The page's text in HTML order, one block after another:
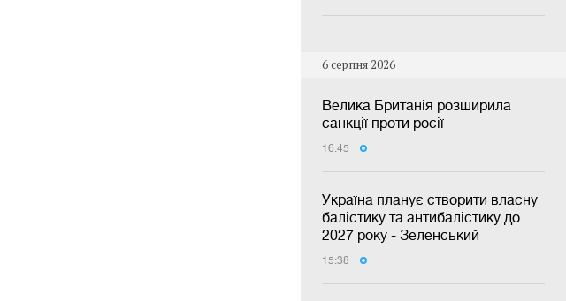
6 серпня 2026
Велика Британія розширила
санкції проти росії
16:45
Україна планує створити власну
балістику та антибалістику до
2027 року - Зеленський
15:38